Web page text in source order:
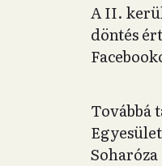
A II.
döntés
Továbbá